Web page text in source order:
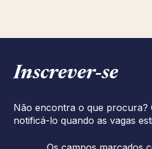
Inscrever‑se
Não encontra o que procura?
notificá-lo quando as vagas